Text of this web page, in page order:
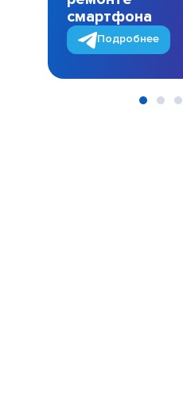
смартфона
Подробнее